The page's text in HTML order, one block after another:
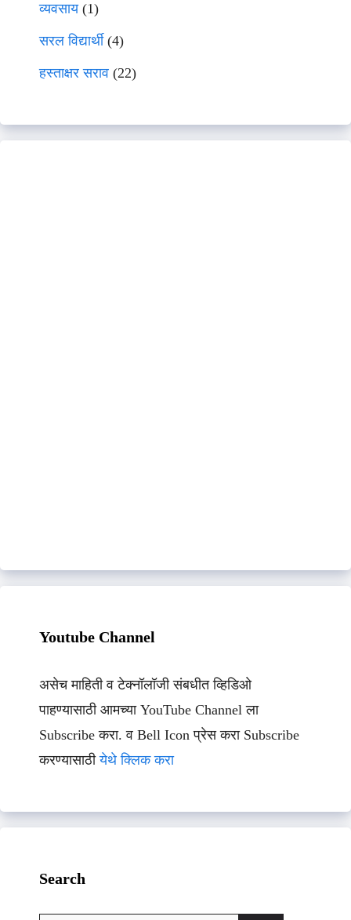
व्यवसाय(1)
सरल विद्यार्थी(4)
हस्ताक्षर सराव (22)
Youtube Channel
असेच माहिती व टेक्नॉलॉजी संबधीत व्हिडिओ
पाहण्यासाठी आमच्या YouTube Channel ला
Subscribe करा. व Bell Icon प्रेस करा Subscribe
करण्यासाठीयेथे क्लिक करा
Search